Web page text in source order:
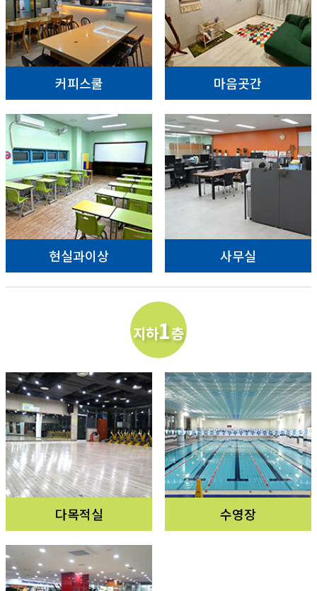
커피스쿨 마음곳간
현실과이상 사무실
지하1층
다목적실 수영장